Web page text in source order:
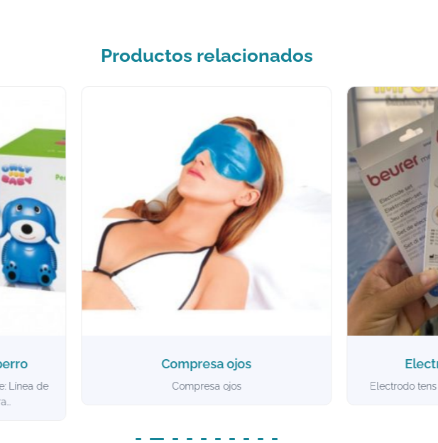
Productos relacionados
Electrodo tens beurer
Electrodo tens beurer paquete x 8 unidades Monitor